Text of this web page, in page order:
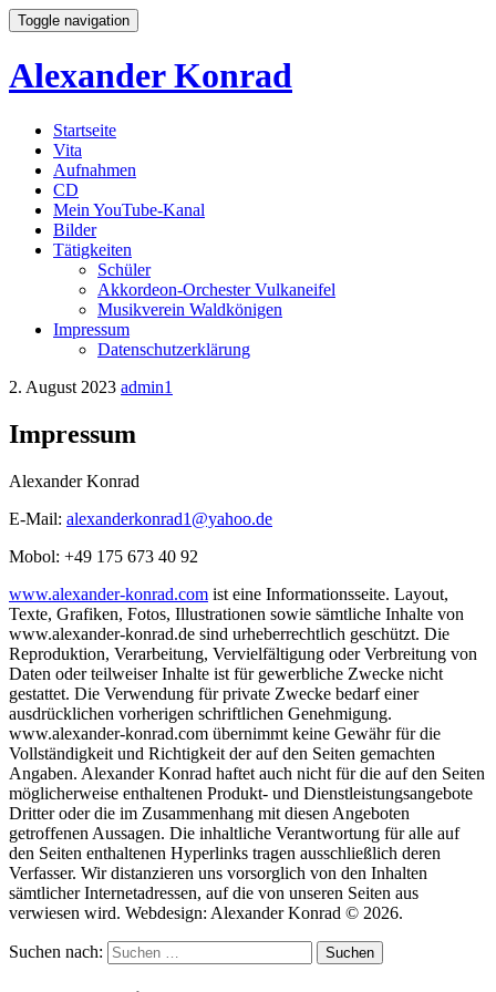
Toggle navigation
Alexander Konrad
Startseite
Vita
Aufnahmen
CD
Mein YouTube-Kanal
Bilder
Tätigkeiten
Schüler
Akkordeon-Orchester Vulkaneifel
Musikverein Waldkönigen
Impressum
Datenschutzerklärung
2. August 2023 admin1
Impressum
Alexander Konrad
E-Mail: alexanderkonrad1@yahoo.de
Mobol: +49 175 673 40 92
www.alexander-konrad.com ist eine Informationsseite. Layout,
Texte, Grafiken, Fotos, Illustrationen sowie sämtliche Inhalte von
www.alexander-konrad.de sind urheberrechtlich geschützt. Die
Reproduktion, Verarbeitung, Vervielfältigung oder Verbreitung von
Daten oder teilweiser Inhalte ist für gewerbliche Zwecke nicht
gestattet. Die Verwendung für private Zwecke bedarf einer
ausdrücklichen vorherigen schriftlichen Genehmigung.
www.alexander-konrad.com übernimmt keine Gewähr für die
Vollständigkeit und Richtigkeit der auf den Seiten gemachten
Angaben. Alexander Konrad haftet auch nicht für die auf den Seiten
möglicherweise enthaltenen Produkt- und Dienstleistungsangebote
Dritter oder die im Zusammenhang mit diesen Angeboten
getroffenen Aussagen. Die inhaltliche Verantwortung für alle auf
den Seiten enthaltenen Hyperlinks tragen ausschließlich deren
Verfasser. Wir distanzieren uns vorsorglich von den Inhalten
sämtlicher Internetadressen, auf die von unseren Seiten aus
verwiesen wird. Webdesign: Alexander Konrad © 2026.
Suchen nach: